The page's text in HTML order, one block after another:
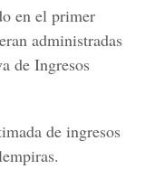
en el primer
administradas
de Ingresos
de ingresos